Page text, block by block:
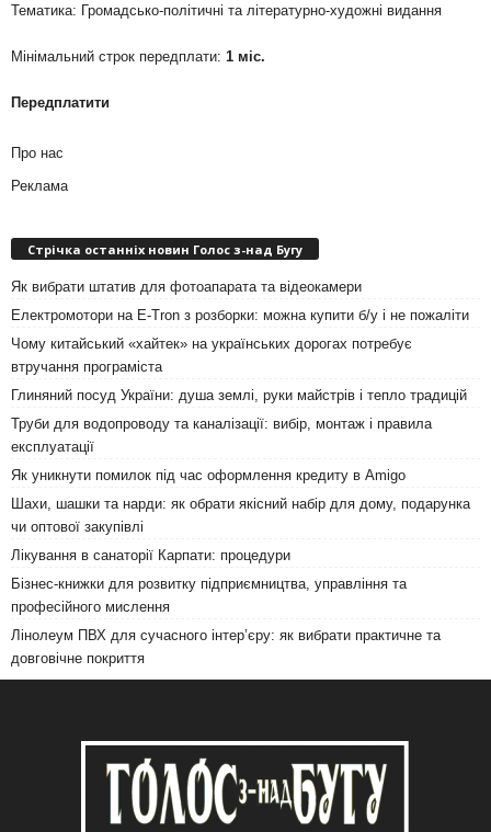
Тематика: Громадсько-політичні та літературно-художні видання
Мінімальний строк передплати: 1 міс.
Передплатити
Про нас
Реклама
Стрічка останніх новин Голос з-над Бугу
Як вибрати штатив для фотоапарата та відеокамери
Електромотори на E-Tron з розборки: можна купити б/у і не пожаліти
Чому китайський «хайтек» на українських дорогах потребує
втручання програміста
Глиняний посуд України: душа землі, руки майстрів і тепло традицій
Труби для водопроводу та каналізації: вибір, монтаж і правила
експлуатації
Як уникнути помилок під час оформлення кредиту в Amigo
Шахи, шашки та нарди: як обрати якісний набір для дому, подарунка
чи оптової закупівлі
Лікування в санаторії Карпати: процедури
Бізнес-книжки для розвитку підприємництва, управління та
професійного мислення
Лінолеум ПВХ для сучасного інтер’єру: як вибрати практичне та
довговічне покриття